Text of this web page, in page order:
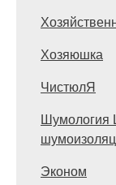
Хозяюшка
ЧистюлЯ
Шумология
Эконом